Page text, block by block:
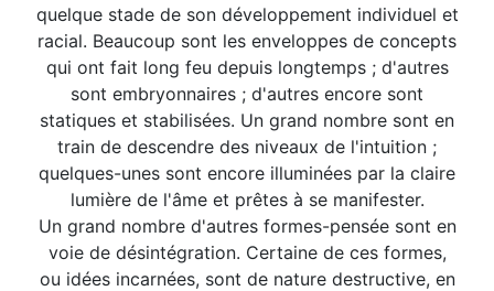
quelque stade de son développement individuel et
racial. Beaucoup sont les enveloppes de concepts
qui ont fait long feu depuis longtemps ; d'autres
sont embryonnaires ; d'autres encore sont
statiques et stabilisées. Un grand nombre sont en
train de descendre des niveaux de l'intuition ;
quelques-unes sont encore illuminées par la claire
lumière de l'âme et prêtes à se manifester.
Un grand nombre d'autres formes-pensée sont en
voie de désintégration. Certaine de ces formes,
ou idées incarnées, sont de nature destructive, en